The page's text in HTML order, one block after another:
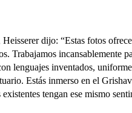
dijo: “Estas fotos
Trabajamos incansablemente
lenguajes inventados,
Estás inmerso en el
tengan ese mismo